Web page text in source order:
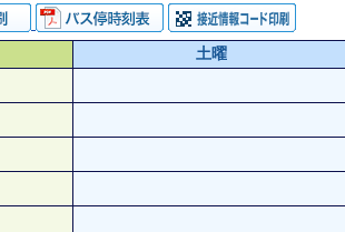
土曜